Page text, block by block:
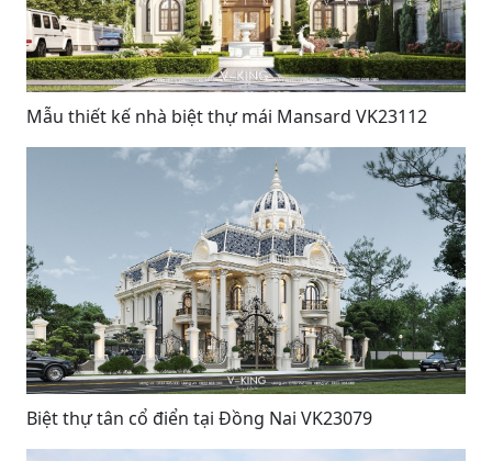
Mẫu thiết kế nhà biệt thự mái Mansard VK23112
Biệt thự tân cổ điển tại Đồng Nai VK23079